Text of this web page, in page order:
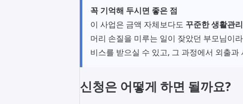
꼭 기억해 두시면 좋은 점
이 사업은 금액 자체보다도 꾸준한 생활관
머리 손질을 미루는 일이 잦았던 부모님이
비스를 받으실 수 있고, 그 과정에서 외출
신청은 어떻게 하면 될까요?